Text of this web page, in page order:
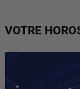
VOTRE